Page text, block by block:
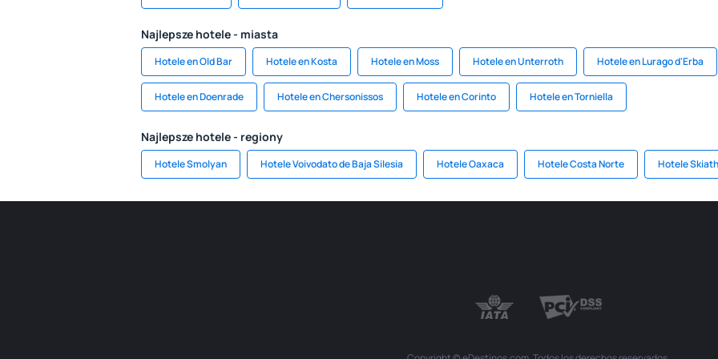
Najlepsze hotele - miasta
Hotele en Old Bar Hotele en Kosta Hotele en Moss Hotele en Unterroth Hotele en Lurago d'Erba
Hotele en Doenrade Hotele en Chersonissos Hotele en Corinto Hotele en Torniella
Najlepsze hotele - regiony
Hotele Smolyan Hotele Voivodato de Baja Silesia Hotele Oaxaca Hotele Costa Norte Hotele